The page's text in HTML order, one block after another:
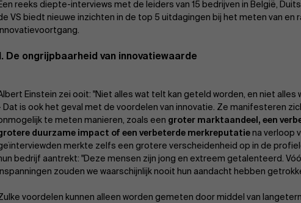
reeks diepte-interviews met de leiders van 15 bedrijven in België,
VS biedt nieuwe inzichten in de top 5 uitdagingen bij het meten van en
De ongrijpbaarheid van innovatiewaarde
Einstein zei ooit: "Niet alles wat telt kan geteld worden, en niet alles
Dat is ook het geval met de voordelen van innovatie. Ze manifesteren
te meten manieren, zoals een groter marktaandeel, een
duurzame impact of een verbeterde merkreputatiena verloop
merkte zelfs een grotere verscheidenheid op in de
bedrijf aantrekt: "Deze mensen zijn jong en extreem getalenteerd.
zouden we waarschijnlijk nooit hun aandacht hebben
voordelen kunnen alleen worden gemeten door middel van